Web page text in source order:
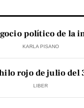
político de la
KARLA PISANO
rojo de julio del
LIBER